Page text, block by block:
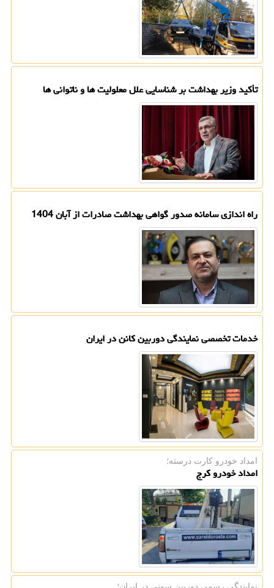
تأکید وزیر بهداشت بر شناسایی علل معلولیت ها و ناتوانی ها
راه اندازی سامانه صدور گواهی بهداشت صادرات از آبان 1404
خدمات تخصصی نمایندگی دوربین کانن در ایران
امداد خودرو کارت درسته؛
امداد خودرو کرج